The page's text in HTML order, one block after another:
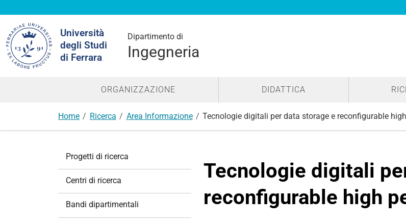
Università
degli Studi
di Ferrara
Dipartimento di
Ingegneria
nel
sito
ORGANIZZAZIONE DIDATTICA
Home Ricerca Area Informazione Tecnologie digitali per data storage e reconfigurable
Tecnologie digitali
reconfigurable high
Progetti di ricerca
Centri di ricerca
Bandi dipartimentali